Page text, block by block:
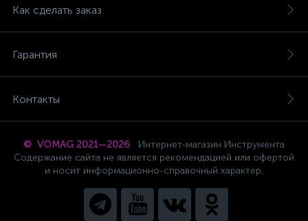
Как сделать заказ
Гарантия
Контакты
© VOMAG 2021—2026
Интернет-магазин Инструмента
Содержание сайта не является рекомендацией или офертой
и носит информационно-справочный характер.